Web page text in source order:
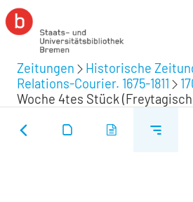
Zeitungen Historische
Relations-Courier. 1675-1811
Woche 4tes Stück